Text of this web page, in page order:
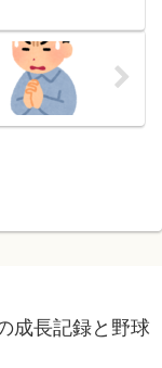
成長記録と野球